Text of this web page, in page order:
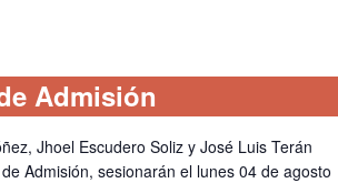
Admisión
Jhoel Escudero Soliz y José Luis Terán
Admisión, sesionarán el lunes 04 de agosto